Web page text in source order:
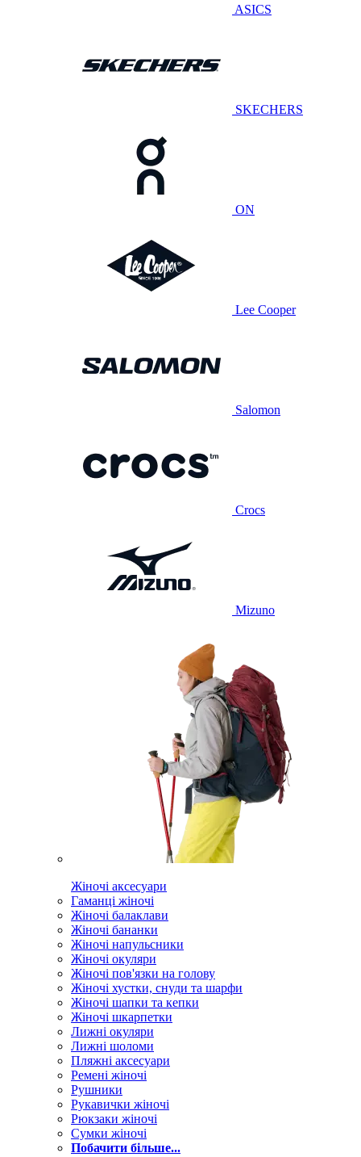
ASICS
SKECHERS
ON
Lee Cooper
Salomon
Crocs
Mizuno
Жіночі аксесуари
Гаманці жіночі
Жіночі балаклави
Жіночі бананки
Жіночі напульсники
Жіночі окуляри
Жіночі пов'язки на голову
Жіночі хустки, снуди та шарфи
Жіночі шапки та кепки
Жіночі шкарпетки
Лижні окуляри
Лижні шоломи
Пляжні аксесуари
Ремені жіночі
Рушники
Рукавички жіночі
Рюкзаки жіночі
Сумки жіночі
Побачити більше...